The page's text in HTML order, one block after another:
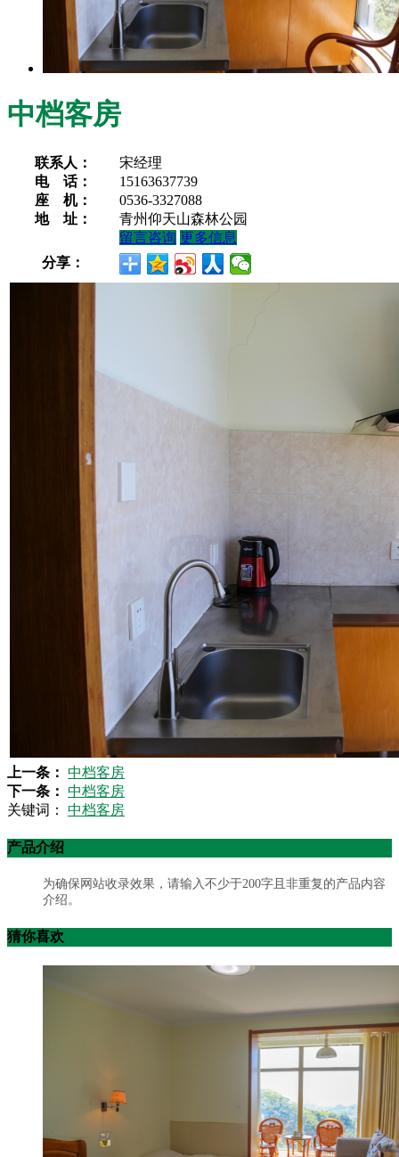
中档客房
联系人：
宋经理
电 话：
15163637739
座 机：
0536-3327088
地 址：
青州仰天山森林公园
留言咨询 更多信息
分享：
上一条： 中档客房
下一条： 中档客房
关键词： 中档客房
产品介绍
为确保网站收录效果，请输入不少于200字且非重复的产品内容
介绍。
猜你喜欢